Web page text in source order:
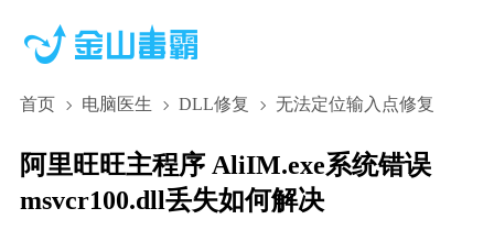
首页 电脑医生 DLL修复 无法定位输入点修复
阿里旺旺主程序 AliIM.exe系统错误
msvcr100.dll丢失如何解决